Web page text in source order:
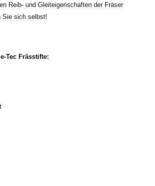
Reib- und Gleiteigenschaften der Fräser
Sie sich selbst!
Tec Frässtifte: